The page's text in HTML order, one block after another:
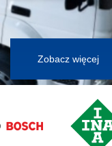
Zobacz więcej